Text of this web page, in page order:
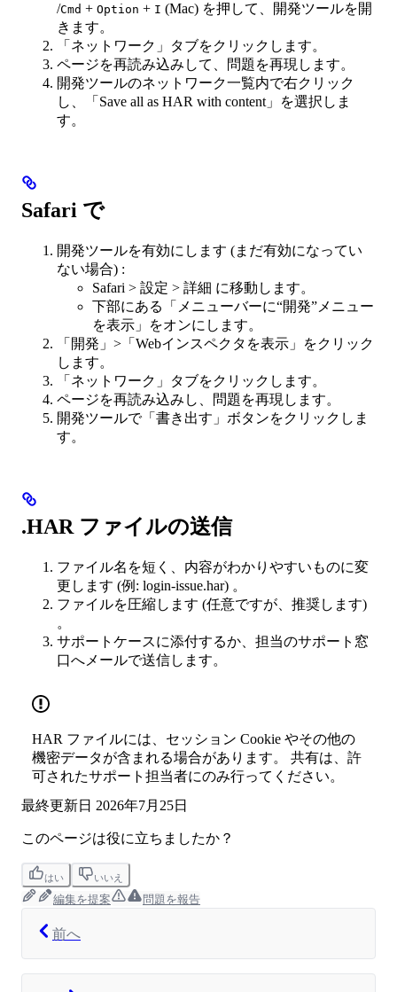
/Cmd + Option + I (Mac) を押して、開発ツールを開
きます。
「ネットワーク」タブをクリックします。
ページを再読み込みして、問題を再現します。
開発ツールのネットワーク一覧内で右クリック
し、「Save all as HAR with content」を選択しま
す。
Safari で
開発ツールを有効にします (まだ有効になってい
ない場合) :
Safari > 設定 > 詳細 に移動します。
下部にある「メニューバーに“開発”メニュー
を表示」をオンにします。
「開発」>「Webインスペクタを表示」をクリック
します。
「ネットワーク」タブをクリックします。
ページを再読み込みし、問題を再現します。
開発ツールで「書き出す」ボタンをクリックしま
す。
.HAR ファイルの送信
ファイル名を短く、内容がわかりやすいものに変
更します (例: login-issue.har) 。
ファイルを圧縮します (任意ですが、推奨します)
。
サポートケースに添付するか、担当のサポート窓
口へメールで送信します。
HAR ファイルには、セッション Cookie やその他の
機密データが含まれる場合があります。 共有は、許
可されたサポート担当者にのみ行ってください。
最終更新日 2026年7月25日
このページは役に立ちましたか？
はい いいえ
編集を提案 問題を報告
前へ